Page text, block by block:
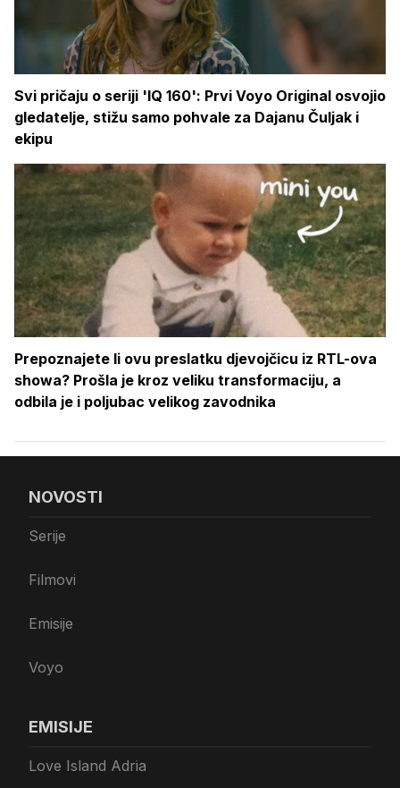
Svi pričaju o seriji 'IQ 160': Prvi Voyo Original osvojio
gledatelje, stižu samo pohvale za Dajanu Čuljak i
ekipu
Prepoznajete li ovu preslatku djevojčicu iz RTL-ova
showa? Prošla je kroz veliku transformaciju, a
odbila je i poljubac velikog zavodnika
NOVOSTI
Serije
Filmovi
Emisije
Voyo
EMISIJE
Love Island Adria